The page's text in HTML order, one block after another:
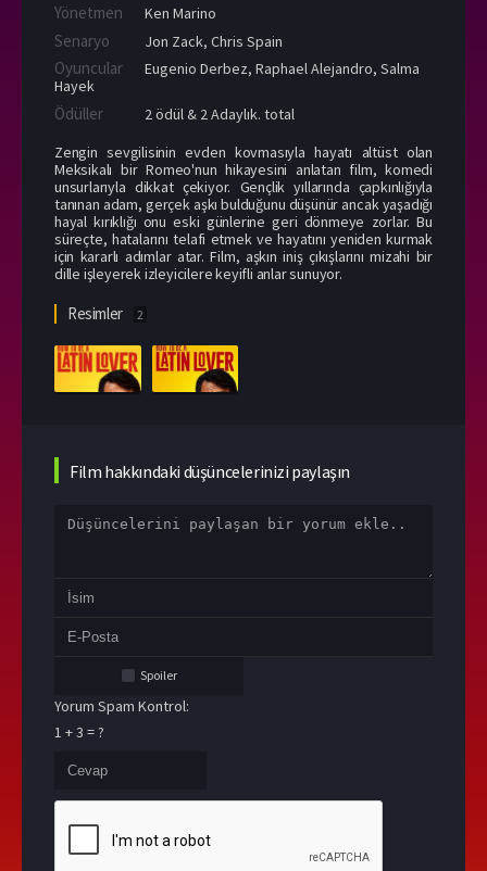
Yönetmen Ken Marino
Senaryo Jon Zack, Chris Spain
Oyuncular Eugenio Derbez, Raphael Alejandro, Salma
Hayek
Ödüller
2 ödül & 2 Adaylık. total
Zengin sevgilisinin evden kovmasıyla hayatı altüst olan
Meksikalı bir Romeo'nun hikayesini anlatan film, komedi
unsurlarıyla dikkat çekiyor. Gençlik yıllarında çapkınlığıyla
tanınan adam, gerçek aşkı bulduğunu düşünür ancak yaşadığı
hayal kırıklığı onu eski günlerine geri dönmeye zorlar. Bu
süreçte, hatalarını telafi etmek ve hayatını yeniden kurmak
için kararlı adımlar atar. Film, aşkın iniş çıkışlarını mizahi bir
dille işleyerek izleyicilere keyifli anlar sunuyor.
Resimler 2
Film hakkındaki düşüncelerinizi paylaşın
Spoiler
Yorum Spam Kontrol:
1 + 3 = ?